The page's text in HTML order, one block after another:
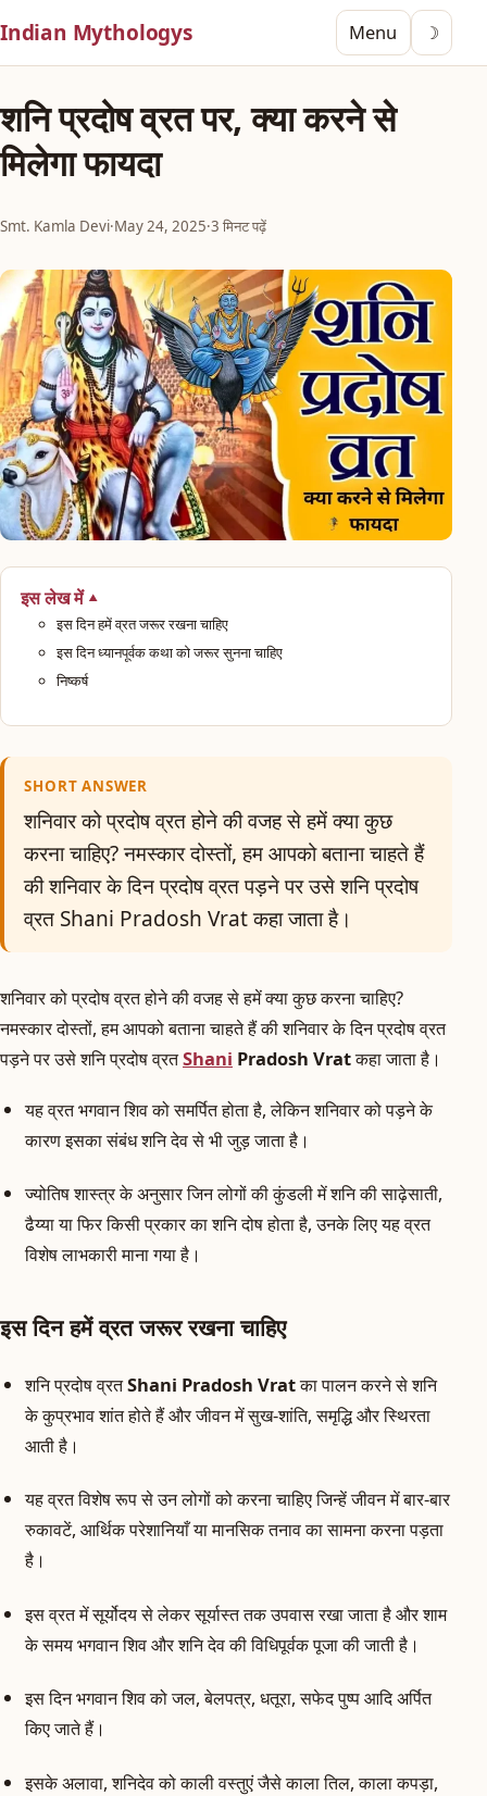
Indian Mythologys Menu ☽
शनि प्रदोष व्रत पर, क्या करने से
मिलेगा फायदा
Smt. Kamla Devi·May 24, 2025·3 मिनट पढ़ें
इस लेख में
इस दिन हमें व्रत जरूर रखना चाहिए
इस दिन ध्यानपूर्वक कथा को जरूर सुनना चाहिए
निष्कर्ष
SHORT ANSWER
शनिवार को प्रदोष व्रत होने की वजह से हमें क्या कुछ
करना चाहिए? नमस्कार दोस्तों, हम आपको बताना चाहते हैं
की शनिवार के दिन प्रदोष व्रत पड़ने पर उसे शनि प्रदोष
व्रत Shani Pradosh Vrat कहा जाता है।
शनिवार को प्रदोष व्रत होने की वजह से हमें क्या कुछ करना चाहिए?
नमस्कार दोस्तों, हम आपको बताना चाहते हैं की शनिवार के दिन प्रदोष व्रत
पड़ने पर उसे शनि प्रदोष व्रतShani Pradosh Vratकहा जाता है।
यह व्रत भगवान शिव को समर्पित होता है, लेकिन शनिवार को पड़ने के
कारण इसका संबंध शनि देव से भी जुड़ जाता है।
ज्योतिष शास्त्र के अनुसार जिन लोगों की कुंडली में शनि की साढ़ेसाती,
ढैय्या या फिर किसी प्रकार का शनि दोष होता है, उनके लिए यह व्रत
विशेष लाभकारी माना गया है।
इस दिन हमें व्रत जरूर रखना चाहिए
शनि प्रदोष व्रतShani Pradosh Vratका पालन करने से शनि
के कुप्रभाव शांत होते हैं और जीवन में सुख-शांति, समृद्धि और स्थिरता
आती है।
यह व्रत विशेष रूप से उन लोगों को करना चाहिए जिन्हें जीवन में बार-बार
रुकावटें, आर्थिक परेशानियाँ या मानसिक तनाव का सामना करना पड़ता
है।
इस व्रत में सूर्योदय से लेकर सूर्यास्त तक उपवास रखा जाता है और शाम
के समय भगवान शिव और शनि देव की विधिपूर्वक पूजा की जाती है।
इस दिन भगवान शिव को जल, बेलपत्र, धतूरा, सफेद पुष्प आदि अर्पित
किए जाते हैं।
इसके अलावा, शनिदेव को काली वस्तुएं जैसे काला तिल, काला कपड़ा,